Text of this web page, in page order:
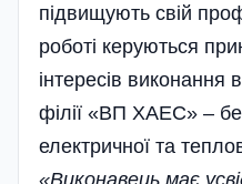
підвищують свій
роботі керуються
інтересів виконання
філії «ВП ХАЕС» –
електричної та
«Виконавець має